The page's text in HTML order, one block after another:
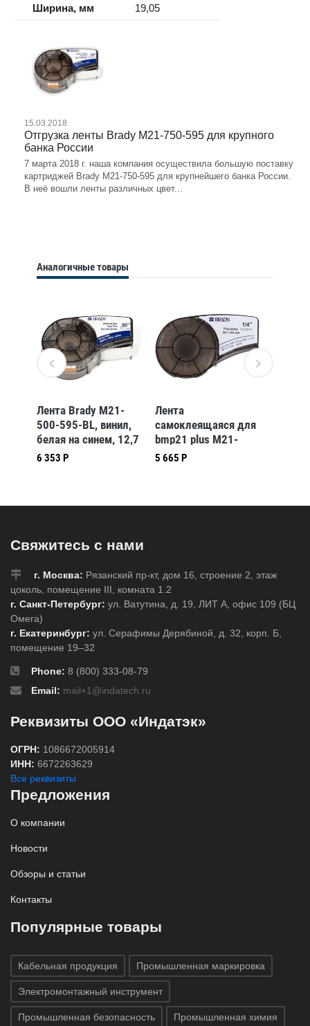
Ширина, мм
19,05
15.03.2018
Отгрузка ленты Brady M21-750-595 для крупного
банка России
7 марта 2018 г. наша компания осуществила большую поставку
картриджей Brady M21-750-595 для крупнейшего банка России.
В неё вошли ленты различных цвет...
Аналогичные товары
Лента Brady M21-
500-595-BL, винил,
белая на синем, 12,7
ммх6,4 м
6 353 Р
Лента
самоклеящаяся для
bmp21 plus M21-
250-430
5 665 Р
Свяжитесь с нами
г. Москва: Рязанский пр-кт, дом 16, строение 2, этаж
цоколь, помещение III, комната 1.2
г. Санкт-Петербург: ул. Ватутина, д. 19, ЛИТ А, офис 109 (БЦ
Омега)
г. Екатеринбург: ул. Серафимы Дерябиной, д. 32, корп. Б,
помещение 19–32
Phone: 8 (800) 333-08-79
Email: mail+1@indatech.ru
Реквизиты ООО «Индатэк»
ОГРН: 1086672005914
ИНН: 6672263629
Все реквизиты
Предложения
О компании
Новости
Обзоры и статьи
Контакты
Популярные товары
Кабельная продукция Промышленная маркировка
Электромонтажный инструмент
Промышленная безопасность Промышленная химия